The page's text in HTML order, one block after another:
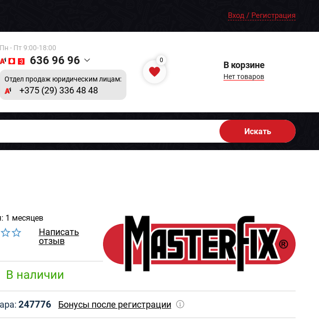
Вход / Регистрация
Пн - Пт 9:00-18:00
636 96 96
Отдел продаж юридическим лицам:
+375 (29) 336 48 48
0 В корзине
Нет товаров
Искать
1 месяцев
Написать
отзыв
В наличии
247776 Бонусы после регистрации